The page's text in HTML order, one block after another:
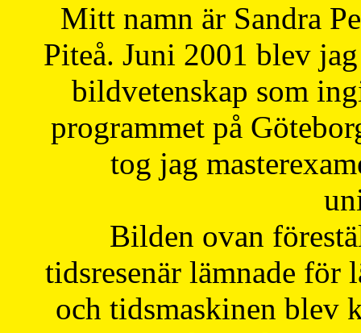
Mitt namn är Sandra
Piteå. Juni 2001 blev
bildvetenskap som
programmet på
tog jag
Bilden ovan
tidsresenär lämnade för
och tidsmaskinen blev